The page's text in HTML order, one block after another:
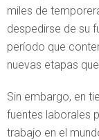
miles de
despedirse de su
período que
nuevas etapas
Sin embargo, en
fuentes laborales
trabajo en el